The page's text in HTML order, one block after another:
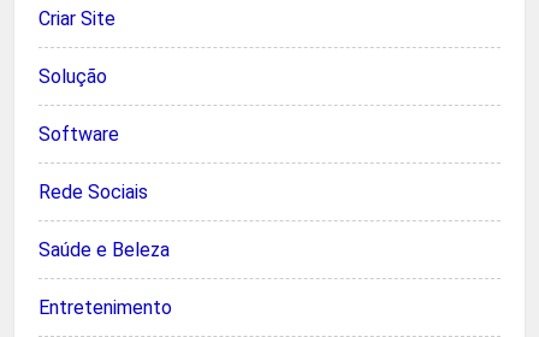
Criar Site
Solução
Software
Rede Sociais
Saúde e Beleza
Entretenimento